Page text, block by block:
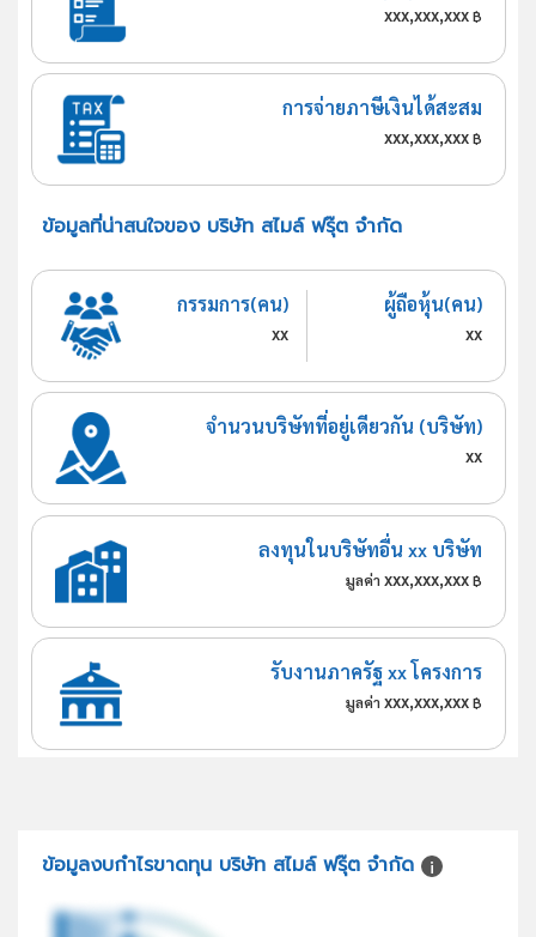
xxx,xxx,xxx฿
การจ่ายภาษีเงินได้สะสม
xxx,xxx,xxx฿
ข้อมูลที่น่าสนใจของ บริษัท สไมล์ ฟรุ๊ต จำกัด
กรรมการ(คน)
xx
ผู้ถือหุ้น(คน)
xx
จำนวนบริษัทที่อยู่เดียวกัน (บริษัท)
xx
ลงทุนในบริษัทอื่น xx บริษัท
มูลค่า xxx,xxx,xxx ฿
รับงานภาครัฐ xx โครงการ
มูลค่า xxx,xxx,xxx ฿
ข้อมูลงบกำไรขาดทุน บริษัท สไมล์ ฟรุ๊ต จำกัด